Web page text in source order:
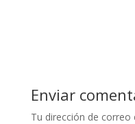
Enviar
Tu dirección de correo